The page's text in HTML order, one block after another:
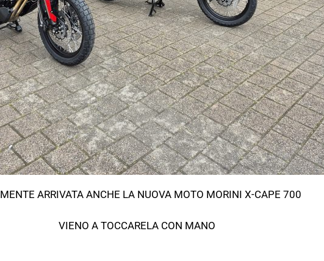
ARRIVATA ANCHE LA NUOVA MOTO MORINI X-CAPE 700
VIENO A TOCCARELA CON MANO